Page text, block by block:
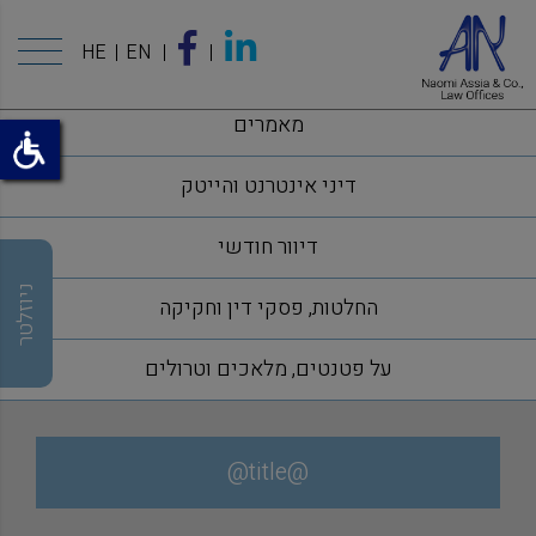
HE EN
מאמרים
דיני אינטרנט והייטק
דיוור חודשי
החלטות, פסקי דין וחקיקה
על פטנטים, מלאכים וטרולים
@title@
ניוזלטר